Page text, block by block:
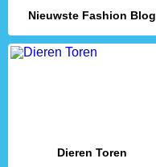
Nieuwste Fashion Blog
Dieren Toren